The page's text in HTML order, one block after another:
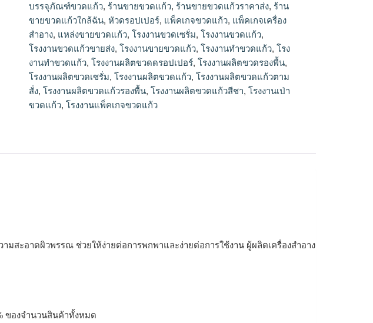
ผลิตขวดเซรั่ม, โรงงานผลิตขวดแก้ว, โรงงานผลิตขวดแก้วตามสั่ง,
โรงงานผลิตขวดแก้วรองพื้น, โรงงานผลิตขวดแก้วสีชา, โรงงานเป่าขวด
แก้ว, โรงงานแพ็คเกจขวดแก้ว
บรรจุภัณฑ์ขวดแก้ว, ร้านขายขวดแก้ว, ร้านขายขวดแก้วราคาส่ง, ร้าน
ขายขวดแก้วใกล้ฉัน,หัวดรอปเปอร์, แพ็คเกจขวดแก้ว, แพ็คเกจเครื่อง
สำอาง, แหล่งขายขวดแก้ว,โรงงานขวดเซรั่ม,โรงงานขวดแก้ว,
โรงงานขวดแก้วขายส่ง,โรงงานขายขวดแก้ว,โรงงานทำขวดแก้ว,โรง
งานทําขวดแก้ว,โรงงานผลิตขวดดรอปเปอร์,โรงงานผลิตขวดรองพื้น,
โรงงานผลิตขวดเซรั่ม,โรงงานผลิตขวดแก้ว,โรงงานผลิตขวดแก้วตาม
สั่ง,โรงงานผลิตขวดแก้วรองพื้น,โรงงานผลิตขวดแก้วสีชา,โรงงานเป่า
ขวดแก้ว,โรงงานแพ็คเกจขวดแก้ว
มสะอาดผิวพรรณ ช่วยให้ง่ายต่อการพกพาและง่ายต่อการใช้งาน ผู้ผลิตเครื่องสำอาง
ของจำนวนสินค้าทั้งหมด